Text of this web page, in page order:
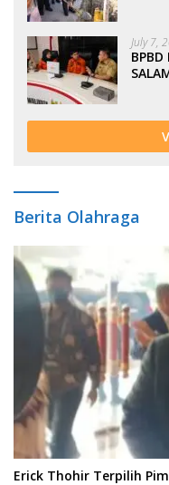
July 7,
Berita Olahraga
Erick Thohir Terpilih